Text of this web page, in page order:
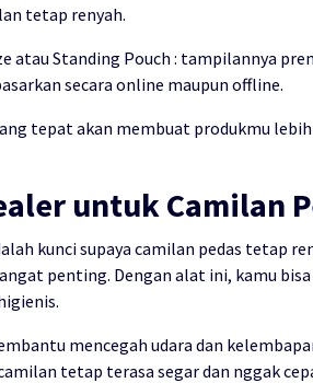
tetap renyah.
atau Standing Pouch : tampilannya
secara online maupun offline.
tepat akan membuat produkmu
untuk Camilan
kunci supaya camilan pedas tetap
penting. Dengan alat ini, kamu
mencegah udara dan
tetap terasa segar dan nggak